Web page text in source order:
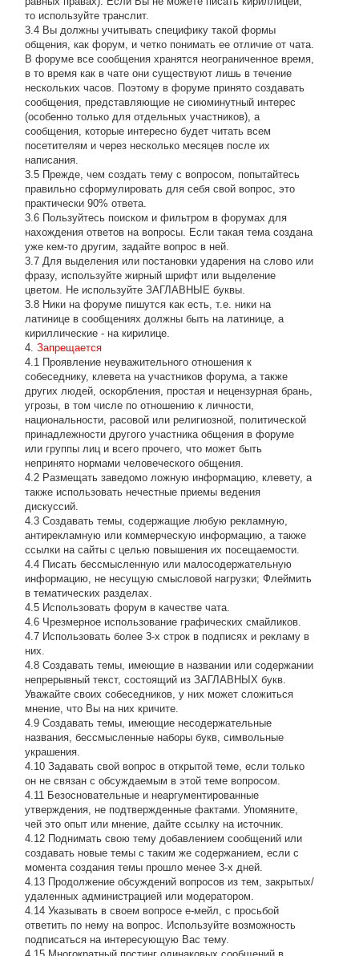
то используйте транслит.
3.4 Вы должны учитывать специфику такой формы
общения, как форум, и четко понимать ее отличие от чата.
В форуме все сообщения хранятся неограниченное время,
в то время как в чате они существуют лишь в течение
нескольких часов. Поэтому в форуме принято создавать
сообщения, представляющие не сиюминутный интерес
(особенно только для отдельных участников), а
сообщения, которые интересно будет читать всем
посетителям и через несколько месяцев после их
написания.
3.5 Прежде, чем создать тему с вопросом, попытайтесь
правильно сформулировать для себя свой вопрос, это
практически 90% ответа.
3.6 Пользуйтесь поиском и фильтром в форумах для
нахождения ответов на вопросы. Если такая тема создана
уже кем-то другим, задайте вопрос в ней.
3.7 Для выделения или постановки ударения на слово или
фразу, используйте жирный шрифт или выделение
цветом. Не используйте ЗАГЛАВНЫЕ буквы.
3.8 Ники на форуме пишутся как есть, т.е. ники на
латинице в сообщениях должны быть на латинице, а
кириллические - на кирилице.
4.Запрещается
4.1 Проявление неуважительного отношения к
собеседнику, клевета на участников форума, а также
других людей, оскорбления, простая и нецензурная брань,
угрозы, в том числе по отношению к личности,
национальности, расовой или религиозной, политической
принадлежности другого участника общения в форуме
или группы лиц и всего прочего, что может быть
непринято нормами человеческого общения.
4.2 Размещать заведомо ложную информацию, клевету, а
также использовать нечестные приемы ведения
дискуссий.
4.3 Создавать темы, содержащие любую рекламную,
антирекламную или коммерческую информацию, а также
ссылки на сайты с целью повышения их посещаемости.
4.4 Писать бессмысленнyю или малосодеpжательнyю
инфоpмацию, не несущую смысловой нагрузки; Флеймить
в тематических разделах.
4.5 Использовать форум в качестве чата.
4.6 Чрезмерное использование графических смайликов.
4.7 Использовать более 3-х строк в подписях и рекламу в
них.
4.8 Создавать темы, имеющие в названии или содержании
непрерывный текст, состоящий из ЗАГЛАВНЫХ букв.
Уважайте своих собеседников, у них может сложиться
мнение, что Вы на них кричите.
4.9 Создавать темы, имеющие несодержательные
названия, бессмысленные наборы букв, символьные
украшения.
4.10 Задавать свой вопрос в открытой теме, если только
он не связан с обсуждаемым в этой теме вопросом.
4.11 Безосновательные и неаргументированные
утверждения, не подтвержденные фактами. Упомяните,
чей это опыт или мнение, дайте ссылку на источник.
4.12 Поднимать свою тему добавлением сообщений или
создавать новые темы с таким же содержанием, если с
момента создания темы прошло менее 3-х дней.
4.13 Продолжение обсyждений вопросов из тем, закpытых/
удаленных администрацией или модератором.
4.14 Указывать в своем вопросе е-мейл, с просьбой
ответить по нему на вопрос. Используйте возможность
подписаться на интересующую Вас тему.